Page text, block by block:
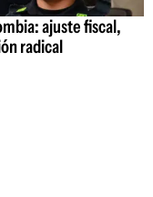
ajuste fiscal,
radical